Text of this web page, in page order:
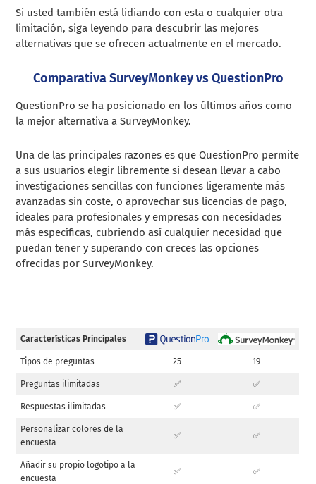
Si usted también está lidiando con esta o cualquier otra
limitación, siga leyendo para descubrir las mejores
alternativas que se ofrecen actualmente en el mercado.
Comparativa SurveyMonkey vs QuestionPro
QuestionPro se ha posicionado en los últimos años como
la mejor alternativa a SurveyMonkey.
Una de las principales razones es que QuestionPro permite
a sus usuarios elegir libremente si desean llevar a cabo
investigaciones sencillas con funciones ligeramente más
avanzadas sin coste, o aprovechar sus licencias de pago,
ideales para profesionales y empresas con necesidades
más específicas, cubriendo así cualquier necesidad que
puedan tener y superando con creces las opciones
ofrecidas por SurveyMonkey.
Características Principales
Tipos de preguntas 25 19
Preguntas ilimitadas ✅ ✅
Respuestas ilimitadas ✅ ✅
Personalizar colores de la
encuesta
✅ ✅
Añadir su propio logotipo a la
encuesta
✅ ✅